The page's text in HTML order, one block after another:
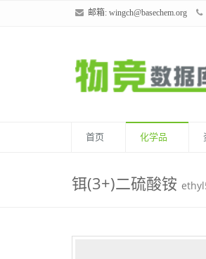
邮箱: wingch@basechem.org
首页 化学品
铒(3+)二硫酸铵